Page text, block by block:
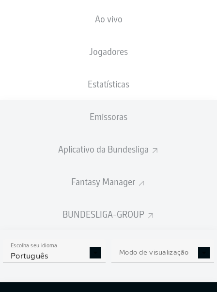
Ao vivo
Jogadores
Estatísticas
Emissoras
Aplicativo da Bundesliga
Fantasy Manager
BUNDESLIGA-GROUP
Escolha seu idioma
Português Modo de visualização